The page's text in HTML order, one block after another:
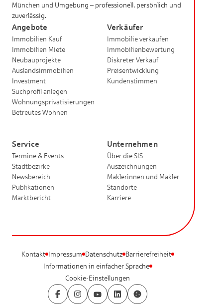
München und Umgebung – professionell, persönlich und
zuverlässig.
Angebote
Immobilien Kauf
Immobilien Miete
Neubauprojekte
Auslandsimmobilien
Investment
Suchprofil anlegen
Wohnungsprivatisierungen
Betreutes Wohnen
Verkäufer
Immobilie verkaufen
Immobilienbewertung
Diskreter Verkauf
Preisentwicklung
Kundenstimmen
Service
Termine & Events
Stadtbezirke
Newsbereich
Publikationen
Marktbericht
Unternehmen
Über die SIS
Auszeichnungen
Maklerinnen und Makler
Standorte
Karriere
Kontakt Impressum Datenschutz Barrierefreiheit
Informationen in einfacher Sprache
Cookie-Einstellungen
FacebookInstagramYouTubeLinkedInCookie-Einstellungen